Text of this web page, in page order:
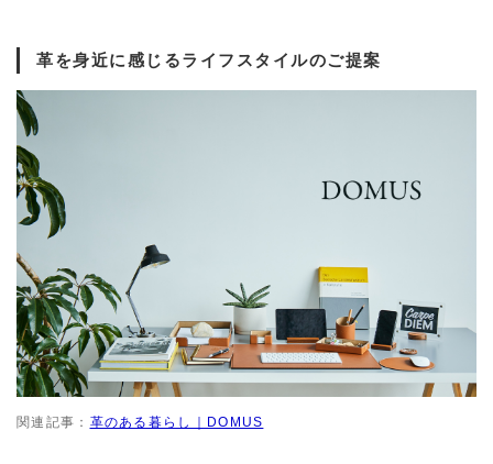
革を身近に感じるライフスタイルのご提案
関連記事： 革のある暮らし｜DOMUS